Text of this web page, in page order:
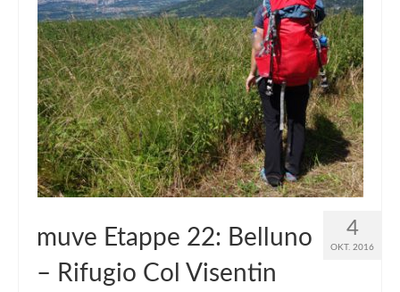
4
OKT. 2016
muve Etappe 22: Belluno
– Rifugio Col Visentin